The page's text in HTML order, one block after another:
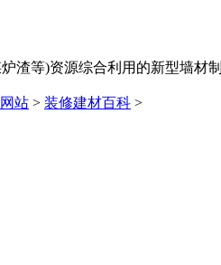
渣等)资源综合利用的新型墙材
站 > 装修建材百科 >